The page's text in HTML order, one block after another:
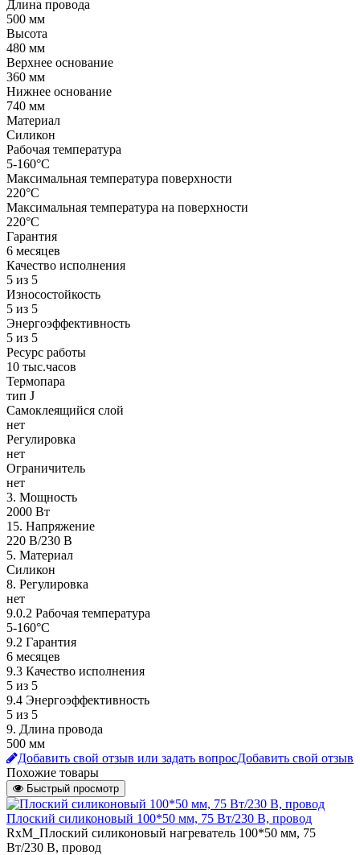
Длина провода
500 мм
Высота
480 мм
Верхнее основание
360 мм
Нижнее основание
740 мм
Материал
Силикон
Рабочая температура
5-160°C
Максимальная температура поверхности
220°C
Максимальная температура на поверхности
220°C
Гарантия
6 месяцев
Качество исполнения
5 из 5
Износостойкость
5 из 5
Энергоэффективность
5 из 5
Ресурс работы
10 тыс.часов
Термопара
тип J
Самоклеящийся слой
нет
Регулировка
нет
Ограничитель
нет
3. Мощность
2000 Вт
15. Напряжение
220 В/230 В
5. Материал
Силикон
8. Регулировка
нет
9.0.2 Рабочая температура
5-160°C
9.2 Гарантия
6 месяцев
9.3 Качество исполнения
5 из 5
9.4 Энергоэффективность
5 из 5
9. Длина провода
500 мм
Добавить свой отзыв или задать вопросДобавить свой отзыв
Похожие товары
Быстрый просмотр
Плоский силиконовый 100*50 мм, 75 Вт/230 В, провод
RxM_Плоский силиконовый нагреватель 100*50 мм, 75
Вт/230 В, провод